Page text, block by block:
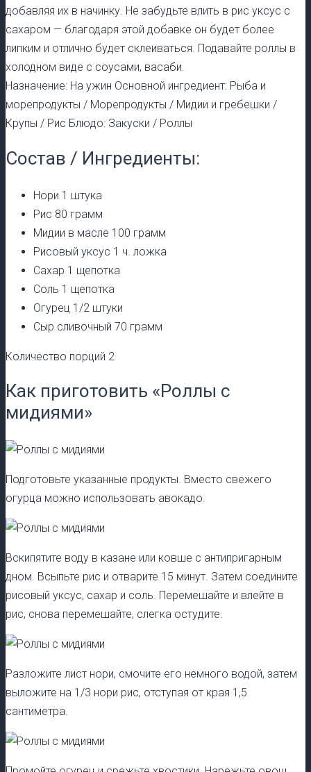
добавляя их в начинку. Не забудьте влить в рис уксус с
сахаром — благодаря этой добавке он будет более
липким и отлично будет склеиваться. Подавайте роллы в
холодном виде с соусами, васаби.
Назначение: На ужин Основной ингредиент: Рыба и
морепродукты / Морепродукты / Мидии и гребешки /
Крупы / Рис Блюдо: Закуски / Роллы
Состав / Ингредиенты:
Нори 1 штука
Рис 80 грамм
Мидии в масле 100 грамм
Рисовый уксус 1 ч. ложка
Сахар 1 щепотка
Соль 1 щепотка
Огурец 1/2 штуки
Сыр сливочный 70 грамм
Количество порций 2
Как приготовить «Роллы с
мидиями»
Подготовьте указанные продукты. Вместо свежего
огурца можно использовать авокадо.
Вскипятите воду в казане или ковше с антипригарным
дном. Всыпьте рис и отварите 15 минут. Затем соедините
рисовый уксус, сахар и соль. Перемешайте и влейте в
рис, снова перемешайте, слегка остудите.
Разложите лист нори, смочите его немного водой, затем
выложите на 1/3 нори рис, отступая от края 1,5
сантиметра.